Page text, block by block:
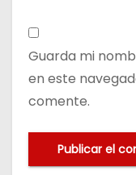
Guarda mi
en este
comente.